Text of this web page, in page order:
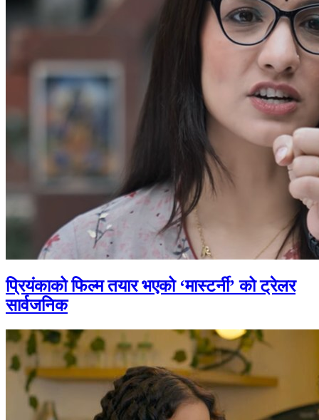
प्रियंकाको फिल्म तयार भएको ‘मास्टर्नी’ को ट्रेलर
सार्वजनिक